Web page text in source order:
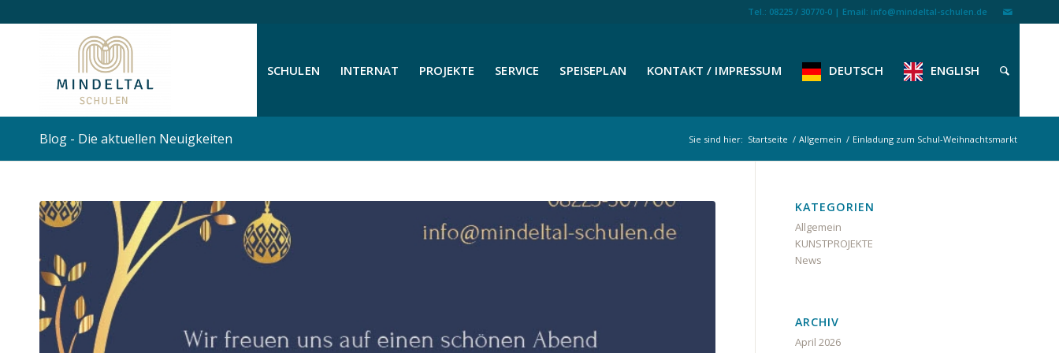
Tel.: 08225 / 30770-0 | Email: info@mindeltal-schulen.de
SCHULEN INTERNAT PROJEKTE SERVICE SPEISEPLAN KONTAKT / IMPRESSUM DEUTSCH ENGLISH
Blog - Die aktuellen Neuigkeiten Sie sind hier: Startseite / Allgemein / Einladung zum Schul-Weihnachtsmarkt
KATEGORIEN
Allgemein
KUNSTPROJEKTE
News
ARCHIV
April 2026